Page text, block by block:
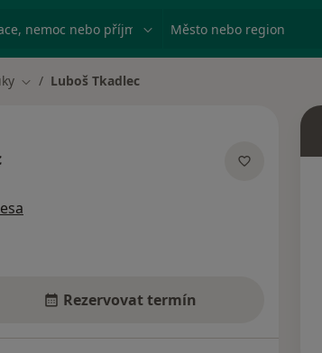
nemoc nebo příjmení Město nebo region
Změna města
Luboš Tkadlec
Rezervovat termín